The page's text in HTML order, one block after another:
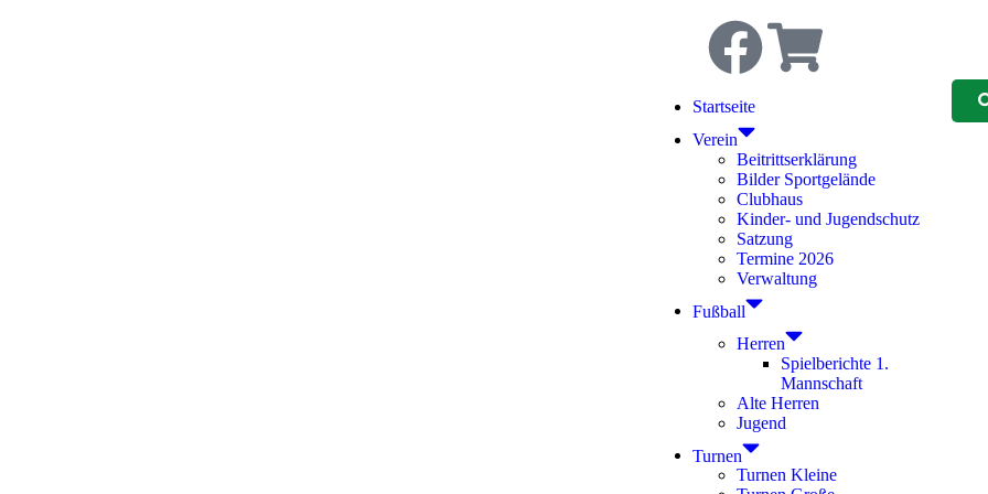
Startseite
Verein
Beitrittserklärung
Bilder Sportgelände
Clubhaus
Kinder- und Jugendschutz
Satzung
Termine 2026
Verwaltung
Fußball
Herren
Spielberichte 1.
Mannschaft
Alte Herren
Jugend
Turnen
Turnen Kleine